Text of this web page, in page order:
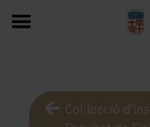
Col·lecció